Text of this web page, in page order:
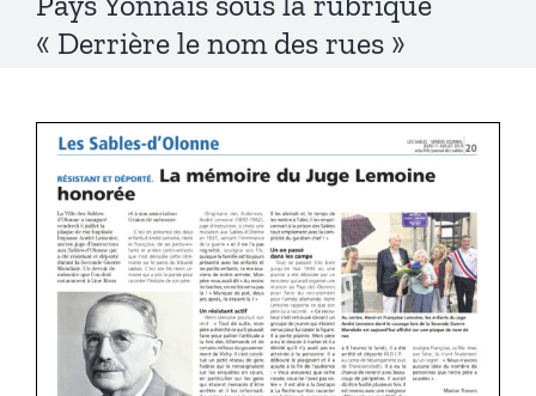
« Derrière le nom des rues »